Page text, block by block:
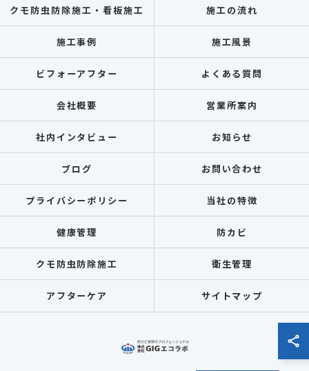
クモ防虫防除施工・看板施工 施工の流れ
施工事例 施工風景
ビフォーアフター よくある質問
会社概要 営業所案内
社内インタビュー お知らせ
ブログ お問い合わせ
プライバシーポリシー 当社の特徴
健康管理 防カビ
クモ防虫防除施工 衛生管理
アフターケア サイトマップ